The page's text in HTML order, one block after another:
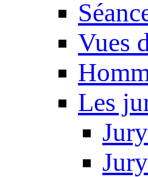
Vues
Les